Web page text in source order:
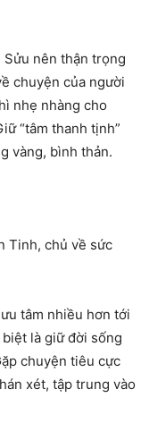
nên thận trọng
chuyện của người
nhẹ nhàng cho
“tâm thanh tịnh”
vàng, bình thản.
Tinh, chủ về sức
tâm nhiều hơn tới
là giữ đời sống
chuyện tiêu cực
xét, tập trung vào